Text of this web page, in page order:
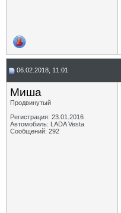
06.02.2018, 11:01
Миша
Продвинутый
Регистрация: 23.01.2016
Автомобиль: LADA Vesta
Сообщений: 292